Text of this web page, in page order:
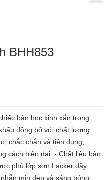
BHH853
bàn học xinh xắn trong
đồng bộ với chất lượng
chắc chắn và tiện dụng,
cách hiện đại. - Chất liệu bàn
phủ lớp sơn Lacker dầy
mịn đẹp và sáng bóng